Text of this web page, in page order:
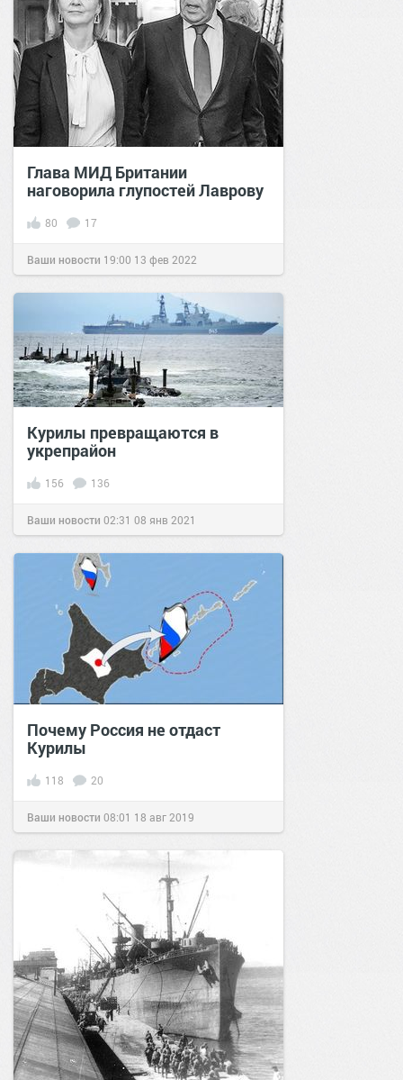
Глава МИД Британии
наговорила глупостей Лаврову
80 17
Ваши новости 19:00 13 фев 2022
Курилы превращаются в
укрепрайон
156 136
Ваши новости 02:31 08 янв 2021
Почему Россия не отдаст
Курилы
118 20
Ваши новости 08:01 18 авг 2019